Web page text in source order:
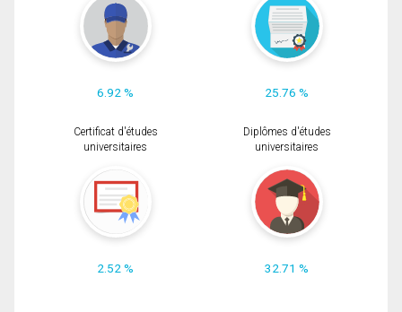
6.92 % 25.76 %
Certificat d'études
universitaires
2.52 %
Diplômes d'études
universitaires
32.71 %